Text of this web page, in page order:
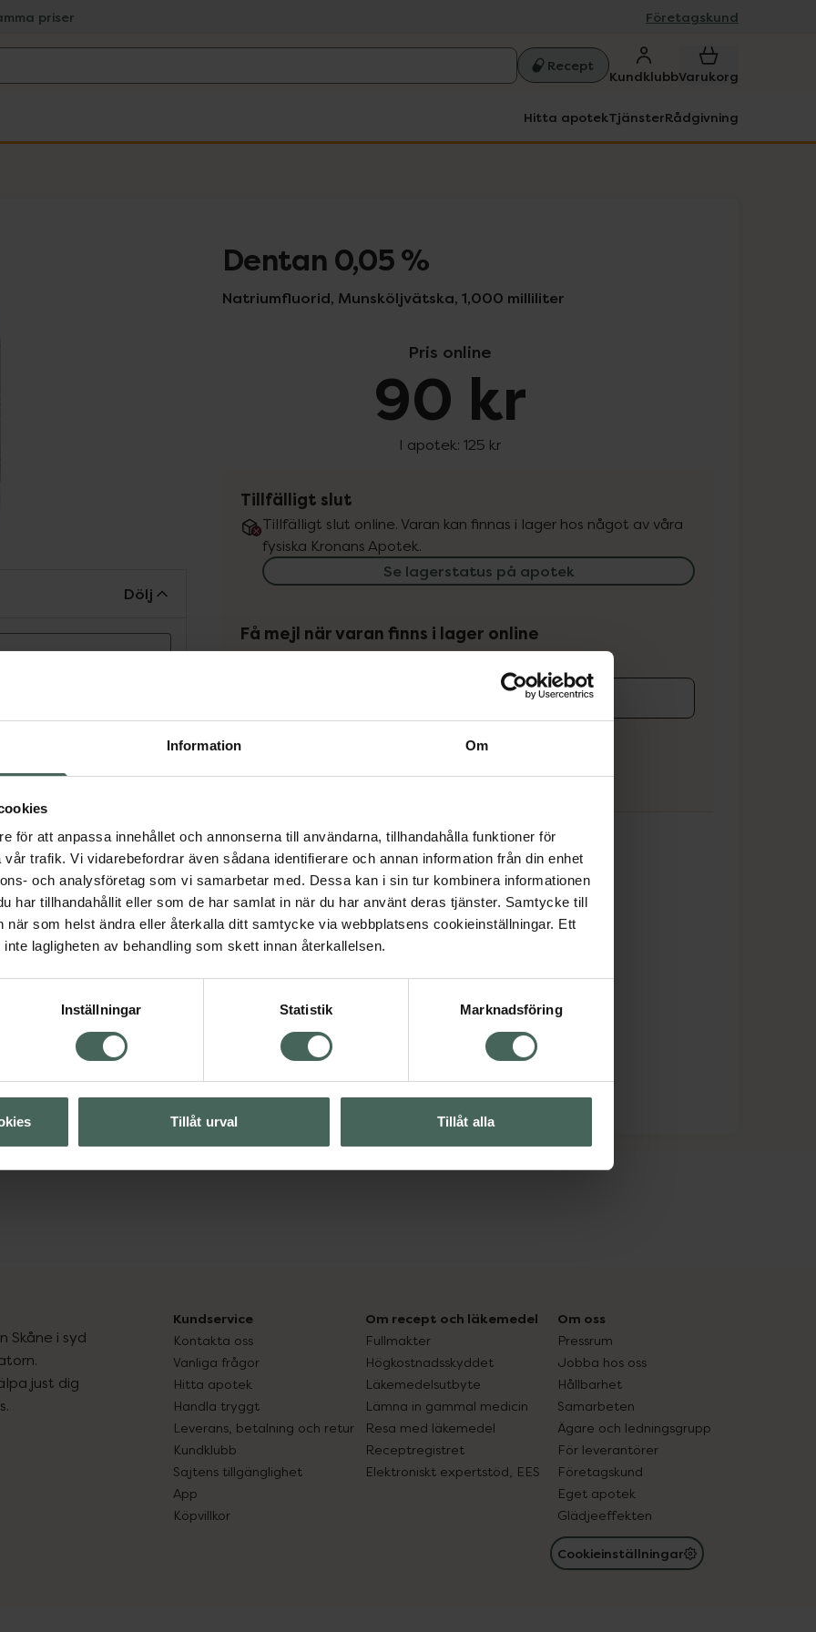
Information Om
för att anpassa innehållet och annonserna till användarna, tillhandahålla funktioner för
trafik. Vi vidarebefordrar även sådana identifierare och annan information från din enhet
och analysföretag som vi samarbetar med. Dessa kan i sin tur kombinera informationen
har tillhandahållit eller som de har samlat in när du har använt deras tjänster. Samtycke till
när som helst ändra eller återkalla ditt samtycke via webbplatsens cookieinställningar. Ett
lagligheten av behandling som skett innan återkallelsen.
Inställningar Statistik Marknadsföring
Tillåt urval Tillåt alla
priser Företagskund
Recept
KundklubbVarukorg
Hitta apotekTjänsterRådgivning
Dentan 0,05 %
Natriumfluorid, Munsköljvätska, 1,000 milliliter
Pris online
90 kr
I apotek: 125 kr
Tillfälligt slut
Tillfälligt slut online. Varan kan finnas i lager hos något av våra
fysiska Kronans Apotek.
Se lagerstatus på apotek
Få mejl när varan finns i lager online
Aktuella erbjudanden
Dölj
innan
för att förebygga
emalj och
innan användning.
Visa
Visa
Skåne i syd
just dig
Kundservice
Kontakta oss
Vanliga frågor
Hitta apotek
Handla tryggt
Leverans, betalning och retur
Kundklubb
Sajtens tillgänglighet
App
Köpvillkor
Om recept och läkemedel
Fullmakter
Högkostnadsskyddet
Läkemedelsutbyte
Lämna in gammal medicin
Resa med läkemedel
Receptregistret
Elektroniskt expertstöd, EES
Om oss
Pressrum
Jobba hos oss
Hållbarhet
Samarbeten
Ägare och ledningsgrupp
För leverantörer
Företagskund
Eget apotek
Glädjeeffekten
Cookieinställningar